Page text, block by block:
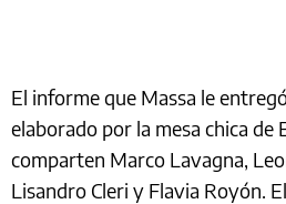
El informe que Massa le
elaborado por la mesa chica de
comparten Marco Lavagna,
Lisandro Cleri y Flavia Royón.